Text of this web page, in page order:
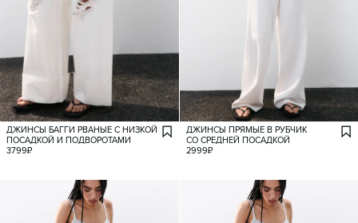
ДЖИНСЫ БАГГИ РВАНЫЕ С НИЗКОЙ
ПОСАДКОЙ И ПОДВОРОТАМИ
3799₽
ДЖИНСЫ ПРЯМЫЕ В РУБЧИК
СО СРЕДНЕЙ ПОСАДКОЙ
2999₽